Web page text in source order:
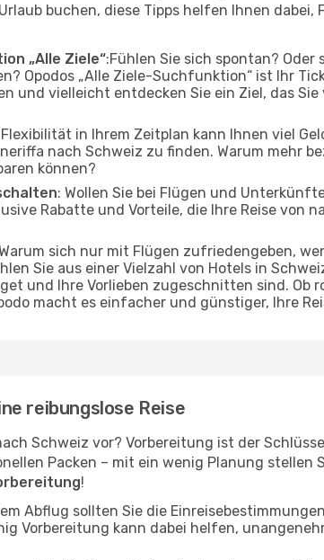
buchen, diese Tipps helfen Ihnen
„Alle Ziele“:Fühlen Sie sich spontan?
Opodos „Alle Ziele-Suchfunktion“ ist Ihr
und vielleicht entdecken Sie ein Ziel, das
in Ihrem Zeitplan kann Ihnen viel
nach Schweiz zu finden. Warum mehr
können?
: Wollen Sie bei Flügen und
Rabatte und Vorteile, die Ihre Reise von
sich nur mit Flügen zufriedengeben,
Sie aus einer Vielzahl von Hotels in
und Ihre Vorlieben zugeschnitten sind. Ob
macht es einfacher und günstiger, Ihre
reibungslose Reise
Schweiz vor? Vorbereitung ist der
Packen – mit ein wenig Planung stellen
!
Abflug sollten Sie die
Vorbereitung kann dabei helfen,